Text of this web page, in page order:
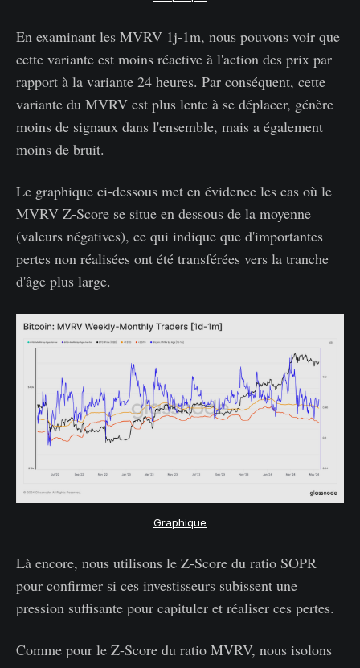
En examinant les MVRV 1j-1m, nous pouvons voir que
cette variante est moins réactive à l'action des prix par
rapport à la variante 24 heures. Par conséquent, cette
variante du MVRV est plus lente à se déplacer, génère
moins de signaux dans l'ensemble, mais a également
moins de bruit.
Le graphique ci-dessous met en évidence les cas où le
MVRV Z-Score se situe en dessous de la moyenne
(valeurs négatives), ce qui indique que d'importantes
pertes non réalisées ont été transférées vers la tranche
d'âge plus large.
Graphique
Là encore, nous utilisons le Z-Score du ratio SOPR
pour confirmer si ces investisseurs subissent une
pression suffisante pour capituler et réaliser ces pertes.
Comme pour le Z-Score du ratio MVRV, nous isolons